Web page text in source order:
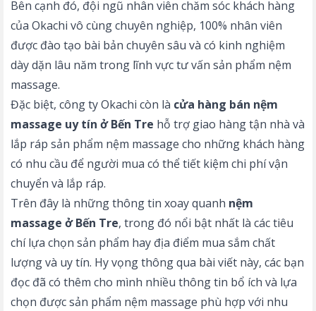
Bên cạnh đó, đội ngũ nhân viên chăm sóc khách hàng
của Okachi vô cùng chuyên nghiệp, 100% nhân viên
được đào tạo bài bản chuyên sâu và có kinh nghiệm
dày dặn lâu năm trong lĩnh vực tư vấn sản phẩm nệm
massage.
Đặc biệt, công ty Okachi còn là cửa hàng bán nệm
massage uy tín ở Bến Tre hỗ trợ giao hàng tận nhà và
lắp ráp sản phẩm nệm massage cho những khách hàng
có nhu cầu để người mua có thể tiết kiệm chi phí vận
chuyển và lắp ráp.
Trên đây là những thông tin xoay quanh nệm
massage ở Bến Tre, trong đó nổi bật nhất là các tiêu
chí lựa chọn sản phẩm hay địa điểm mua sắm chất
lượng và uy tín. Hy vọng thông qua bài viết này, các bạn
đọc đã có thêm cho mình nhiều thông tin bổ ích và lựa
chọn được sản phẩm nệm massage phù hợp với nhu